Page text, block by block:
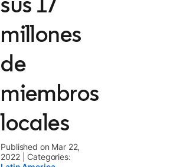
millones
de
miembros
locales
Published on Mar 22,
2022
Categories: